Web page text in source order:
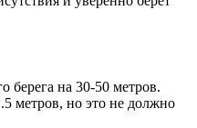
берега на 30-50 метров.
метров, но это не должно